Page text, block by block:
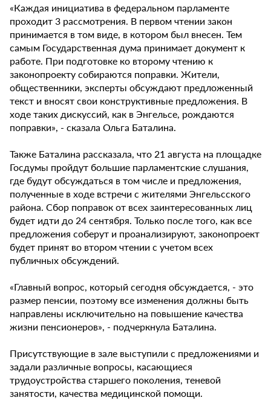
«Каждая инициатива в федеральном парламенте
проходит 3 рассмотрения. В первом чтении закон
принимается в том виде, в котором был внесен. Тем
самым Государственная дума принимает документ к
работе. При подготовке ко второму чтению к
законопроекту собираются поправки. Жители,
общественники, эксперты обсуждают предложенный
текст и вносят свои конструктивные предложения. В
ходе таких дискуссий, как в Энгельсе, рождаются
поправки», - сказала Ольга Баталина.
Также Баталина рассказала, что 21 августа на площадке
Госдумы пройдут большие парламентские слушания,
где будут обсуждаться в том числе и предложения,
полученные в ходе встречи с жителями Энгельсского
района. Сбор поправок от всех заинтересованных лиц
будет идти до 24 сентября. Только после того, как все
предложения соберут и проанализируют, законопроект
будет принят во втором чтении с учетом всех
публичных обсуждений.
«Главный вопрос, который сегодня обсуждается, - это
размер пенсии, поэтому все изменения должны быть
направлены исключительно на повышение качества
жизни пенсионеров», - подчеркнула Баталина.
Присутствующие в зале выступили с предложениями и
задали различные вопросы, касающиеся
трудоустройства старшего поколения, теневой
занятости, качества медицинской помощи.